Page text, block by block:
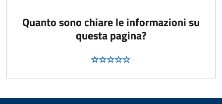
Quanto sono chiare le informazioni su
questa pagina?